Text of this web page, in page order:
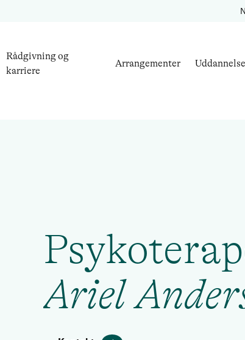
Rådgivning og
karriere
Arrangementer
Ariel